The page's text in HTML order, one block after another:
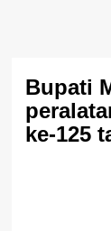
Bupati
ke-125